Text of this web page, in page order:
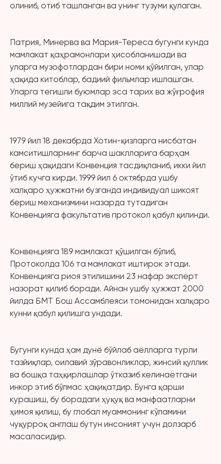
олиниб, отиб ташланган ва унинг тузуми қулаган.
Патрия, Минерва ва Мария-Тереса бугунги кунда
мамлакат қаҳрамонлари ҳисобланишади ва
уларга музофотлардан бири номи қўйилган, улар
ҳақида китоблар, бадиий фильмлар ишлашган.
Уларга тегишли буюмлар эса тарих ва жўғрофия
миллий музейига тақдим этилган.
1979 йил 18 декабрда Хотин-қизларга нисбатан
камситишларнинг барча шаклларига барҳам
бериш ҳақидаги Конвенция тасдиқланиб, икки йил
ўтиб кучга кирди. 1999 йил 6 октябрда ушбу
халқаро ҳужжатни бузганда индивидуал шикоят
бериш механизмини назарда тутадиган
Конвенцияга факультатив протокол қабул қилинди.
Конвенцияга 189 мамлакат қўшилган бўлиб,
Протоколда 106 та мамлакат иштирок этади.
Конвенцияга риоя этилишини 23 нафар эксперт
назорат қилиб боради. Айнан ушбу ҳужжат 2000
йилда БМТ Бош Ассамблеяси томонидан халқаро
кунни қабул қилишга ундади.
Бугунги кунда ҳам дунё бўйлаб аёлларга турли
тазйиқлар, оилавий зўравонликлар, жинсий қуллик
ва бошқа таҳқирлашлар ўтказиб келинаётгани
инкор этиб бўлмас ҳақиқатдир. Бунга қарши
курашиш, бу борадаги ҳуқуқ ва манфаатларни
ҳимоя қилиш, бу глобал муаммонинг кўламини
чуқурроқ англаш бутун инсоният учун долзарб
масаласидир.